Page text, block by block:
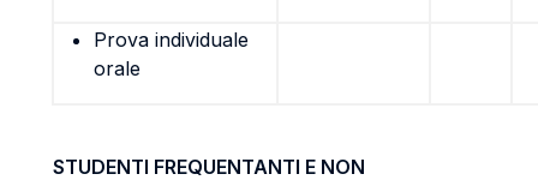
Prova individuale
orale
STUDENTI FREQUENTANTI E NON